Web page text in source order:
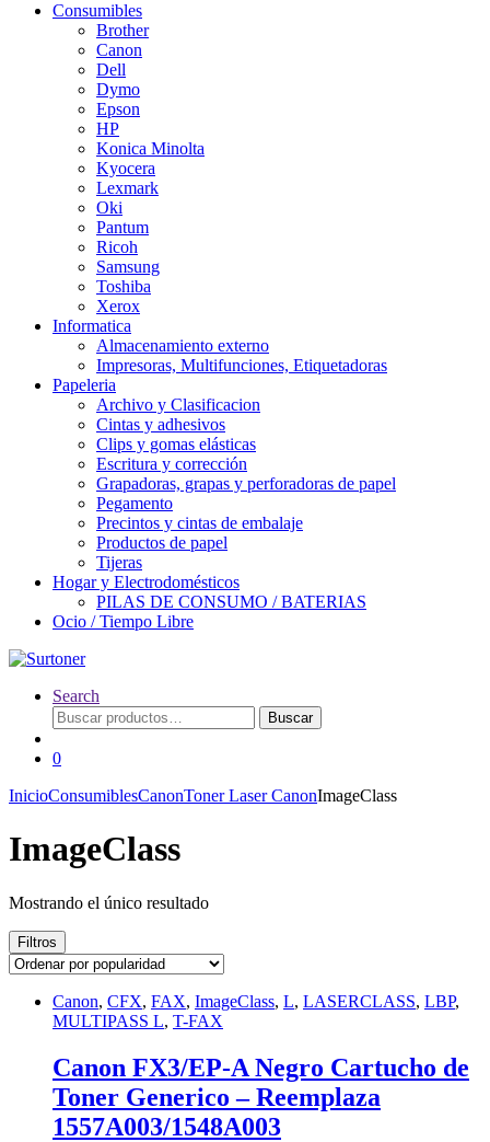
Consumibles
Brother
Canon
Dell
Dymo
Epson
HP
Konica Minolta
Kyocera
Lexmark
Oki
Pantum
Ricoh
Samsung
Toshiba
Xerox
Informatica
Almacenamiento externo
Impresoras, Multifunciones, Etiquetadoras
Papeleria
Archivo y Clasificacion
Cintas y adhesivos
Clips y gomas elásticas
Escritura y corrección
Grapadoras, grapas y perforadoras de papel
Pegamento
Precintos y cintas de embalaje
Productos de papel
Tijeras
Hogar y Electrodomésticos
PILAS DE CONSUMO / BATERIAS
Ocio / Tiempo Libre
Search
Buscar
por:
Buscar
0
InicioConsumiblesCanonToner Laser CanonImageClass
ImageClass
Mostrando el único resultado
Filtros
Canon, CFX, FAX, ImageClass, L, LASERCLASS, LBP,
MULTIPASS L, T-FAX
Canon FX3/EP-A Negro Cartucho de
Toner Generico – Reemplaza
1557A003/1548A003